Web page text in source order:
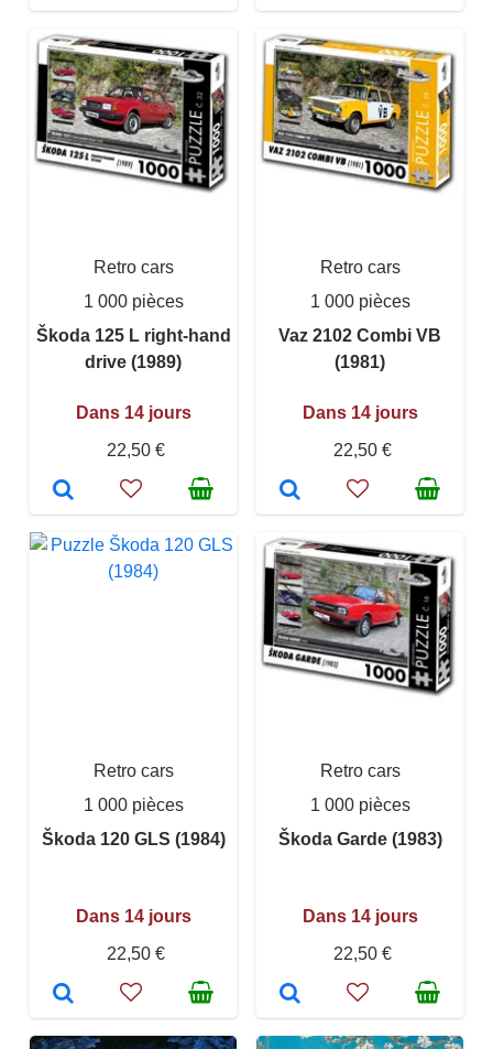
Retro cars
1 000 pièces
Škoda 125 L right-hand
drive (1989)
Dans 14 jours
22,50 €
Retro cars
1 000 pièces
Vaz 2102 Combi VB
(1981)
Dans 14 jours
22,50 €
Retro cars
1 000 pièces
Škoda 120 GLS (1984)
Dans 14 jours
22,50 €
Retro cars
1 000 pièces
Škoda Garde (1983)
Dans 14 jours
22,50 €